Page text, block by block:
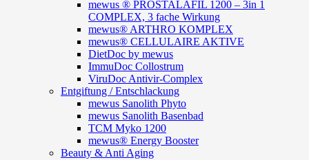
mewus ® PROSTALAFIL 1200 – 3in 1
COMPLEX, 3 fache Wirkung
mewus® ARTHRO KOMPLEX
mewus® CELLULAIRE AKTIVE
DietDoc by mewus
ImmuDoc Collostrum
ViruDoc Antivir-Complex
Entgiftung / Entschlackung
mewus Sanolith Phyto
mewus Sanolith Basenbad
TCM Myko 1200
mewus® Energy Booster
Beauty & Anti Aging